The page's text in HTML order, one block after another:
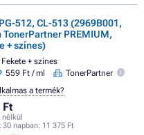
512, CL-513 (2969B001,
PREMIUM,
+ színes)
Fekete + színes
559 Ft / ml TonerPartner
Ft
nélkül
30 napban: 11 375 Ft
a termék?